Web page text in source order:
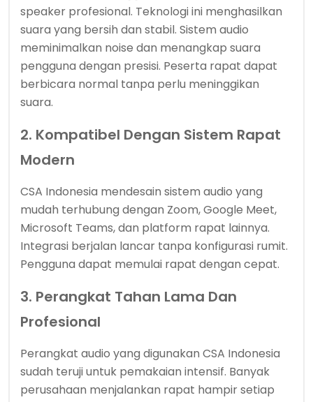
speaker profesional. Teknologi ini menghasilkan
suara yang bersih dan stabil. Sistem audio
meminimalkan noise dan menangkap suara
pengguna dengan presisi. Peserta rapat dapat
berbicara normal tanpa perlu meninggikan
suara.
2. Kompatibel Dengan Sistem Rapat
Modern
CSA Indonesia mendesain sistem audio yang
mudah terhubung dengan Zoom, Google Meet,
Microsoft Teams, dan platform rapat lainnya.
Integrasi berjalan lancar tanpa konfigurasi rumit.
Pengguna dapat memulai rapat dengan cepat.
3. Perangkat Tahan Lama Dan
Profesional
Perangkat audio yang digunakan CSA Indonesia
sudah teruji untuk pemakaian intensif. Banyak
perusahaan menjalankan rapat hampir setiap